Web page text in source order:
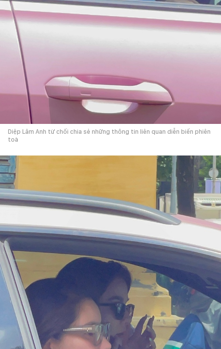
Diệp Lâm Anh từ chối chia sẻ những thông tin liên quan diễn biến phiên
toà